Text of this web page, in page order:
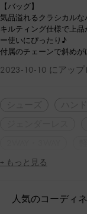
【バッグ】
気品溢れるクラシカルな
キルティング仕様で上
ー使いにぴったり♪
付属のチェーンで斜め
2023-10-10 にアップ
シューズ
+ もっと見る
人気のコーディ